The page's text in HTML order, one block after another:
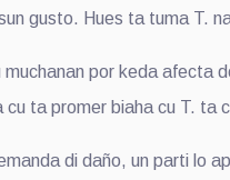
gusto. Hues ta tuma T.
por keda afecta
ta promer biaha cu T. ta
di daño, un parti lo